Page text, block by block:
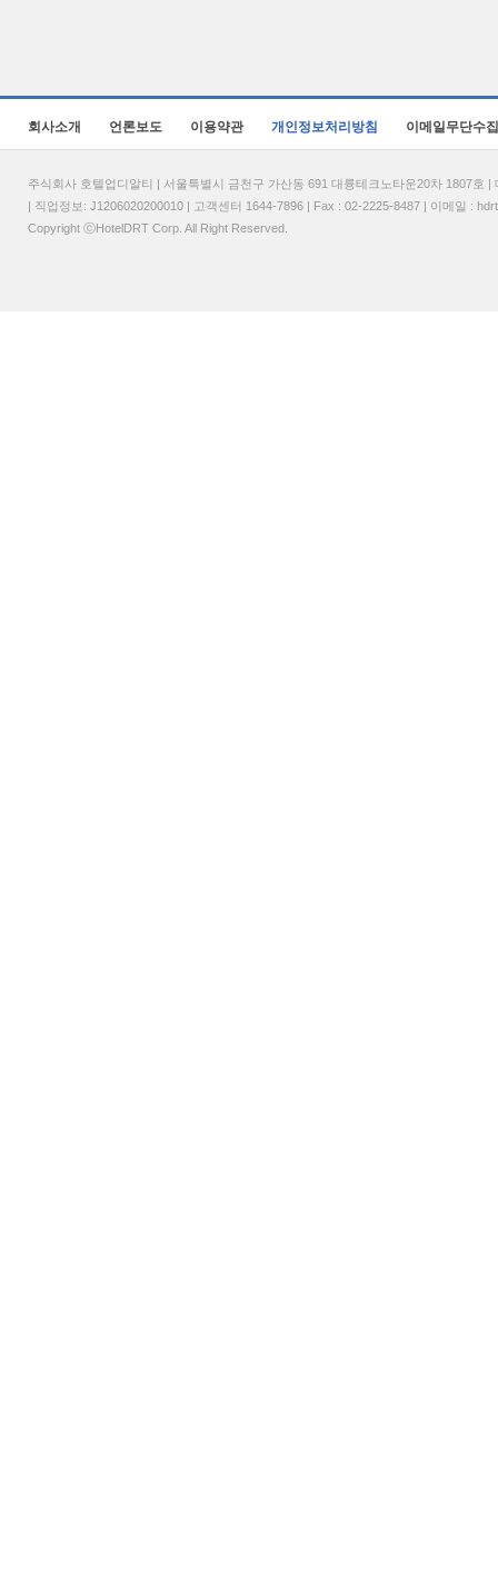
회사소개 언론보도 이용약관 개인정보처리방침 이메일무단수
주식회사 호텔업디알티 | 서울특별시 금천구 가산동 691 대륭테크노타운20차 1807
| 직업정보: J1206020200010 | 고객센터 1644-7896 | Fax : 02-2225-8487 | 이메일 :
Copyright ⓒHotelDRT Corp. All Right Reserved.